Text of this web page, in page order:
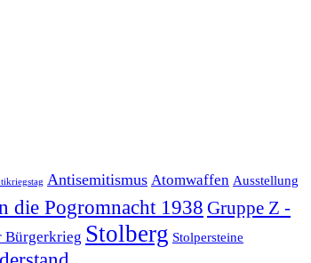
Antisemitismus Atomwaffen Ausstellung
die Pogromnacht 1938 Gruppe Z -
Bürgerkrieg Stolberg Stolpersteine